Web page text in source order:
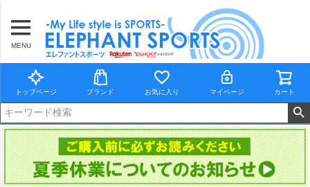
MENU
トップページ ブランド お気に入り マイページ カート